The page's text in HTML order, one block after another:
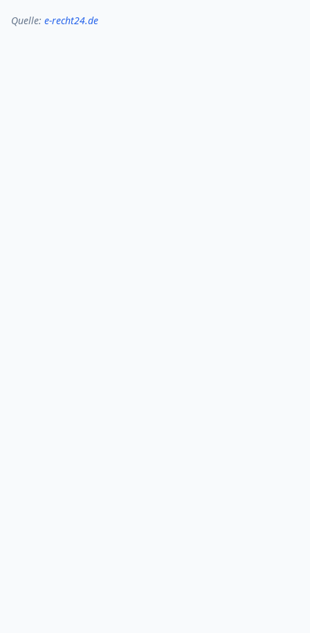
Quelle: e-recht24.de